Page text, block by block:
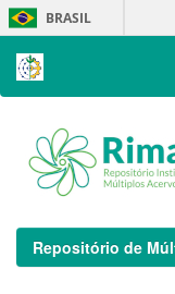
Skip
navigation
BRASIL
Repositório de